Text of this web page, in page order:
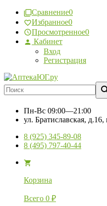
Сравнение0
Избранное0
Просмотренное0
Кабинет
Вход
Регистрация
Пн-Вс 09:00—21:00
ул. Братиславская, д.16,
8 (925) 345-89-08
8 (495) 797-40-44
Корзина
Всего 0 ₽